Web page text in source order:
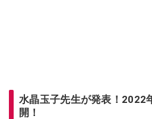
水晶玉子先生が発表！2022
開！